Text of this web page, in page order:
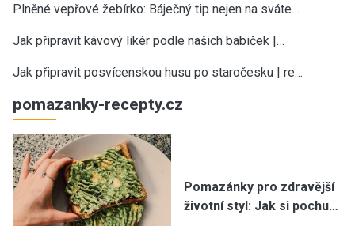
Plněné vepřové žebírko: Báječný tip nejen na sváte…
Jak připravit kávový likér podle našich babiček |…
Jak připravit posvícenskou husu po staročesku | re…
pomazanky-recepty.cz
Pomazánky pro zdravější
životní styl: Jak si pochu…